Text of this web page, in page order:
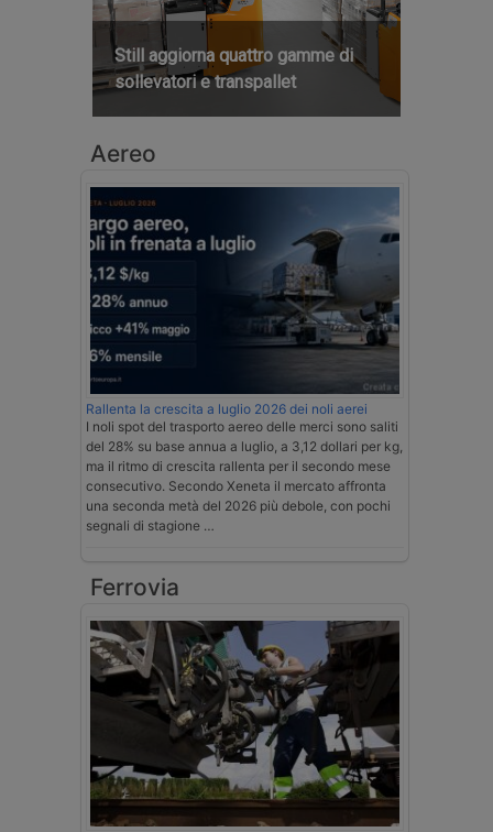
Still aggiorna quattro gamme di
sollevatori e transpallet
Aereo
Rallenta la crescita a luglio 2026 dei noli aerei
I noli spot del trasporto aereo delle merci sono saliti
del 28% su base annua a luglio, a 3,12 dollari per kg,
ma il ritmo di crescita rallenta per il secondo mese
consecutivo. Secondo Xeneta il mercato affronta
una seconda metà del 2026 più debole, con pochi
segnali di stagione …
Ferrovia